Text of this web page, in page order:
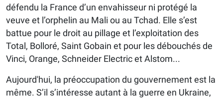
défendu la France d’un envahisseur ni protégé la
veuve et l’orphelin au Mali ou au Tchad. Elle s’est
battue pour le droit au pillage et l’exploitation des
Total, Bolloré, Saint Gobain et pour les débouchés de
Vinci, Orange, Schneider Electric et Alstom...
Aujourd'hui, la préoccupation du gouvernement est la
même. S’il s’intéresse autant à la guerre en Ukraine,